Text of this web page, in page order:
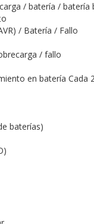
/ batería / batería
/ Batería / Fallo
/ fallo
en batería
baterías)